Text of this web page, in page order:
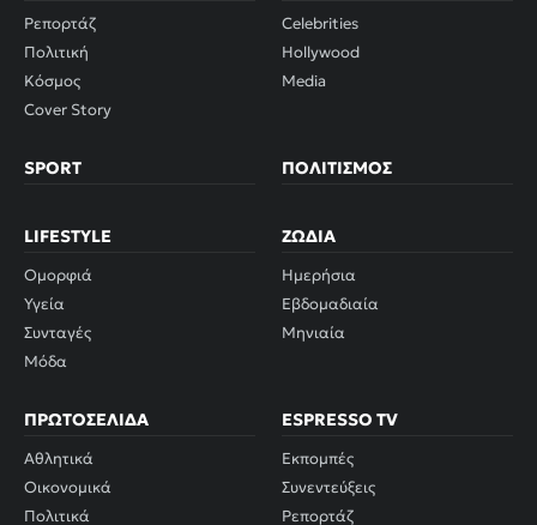
Ρεπορτάζ
Πολιτική
Κόσμος
Cover Story
Celebrities
Hollywood
Media
SPORT ΠΟΛΙΤΙΣΜΌΣ
LIFESTYLE
Ομορφιά
Υγεία
Συνταγές
Μόδα
ΖΏΔΙΑ
Ημερήσια
Εβδομαδιαία
Μηνιαία
ΠΡΩΤΟΣΈΛΙΔΑ
Αθλητικά
Οικονομικά
Πολιτικά
ESPRESSO TV
Εκπομπές
Συνεντεύξεις
Ρεπορτάζ